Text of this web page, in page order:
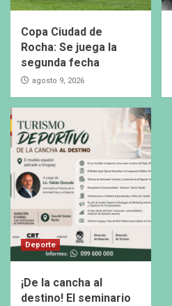
Copa Ciudad de
Rocha: Se juega la
segunda fecha
agosto 9, 2026
Deporte
¡De la cancha al
destino! El seminario